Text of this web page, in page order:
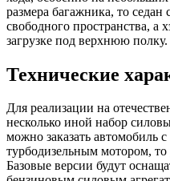
размера багажника, то
свободного пространства, а
загрузке под верхнюю полку.
Технические
Для реализации на
несколько иной набор
можно заказать автомобиль
турбодизельным мотором, то
Базовые версии будут